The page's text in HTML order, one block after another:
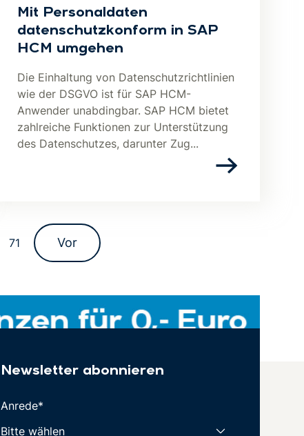
Mit Personaldaten
datenschutzkonform in SAP
HCM umgehen
Die Einhaltung von Datenschutzrichtlinien
wie der DSGVO ist für SAP HCM-
Anwender unabdingbar. SAP HCM bietet
zahlreiche Funktionen zur Unterstützung
des Datenschutzes, darunter Zug...
71 Vor
Newsletter abonnieren
Anrede*